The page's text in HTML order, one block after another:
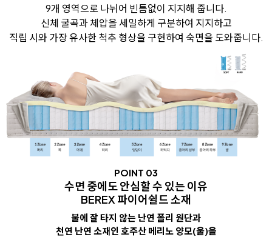
9개 영역으로 나뉘어 빈틈없이 지지해 줍니다.
신체 굴곡과 체압을 세밀하게 구분하여 지지하고
직립 시와 가장 유사한 척추 형상을 구현하여 숙면을 도와줍니다.
POINT 03
수면 중에도 안심할 수 있는 이유
BEREX 파이어쉴드 소재
불에 잘 타지 않는 난연 폴리 원단과
천연 난연 소재인 호주산 메리노 양모(울)을